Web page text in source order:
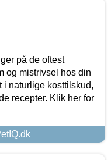
på de oftest
og mistrivsel hos din
i naturlige kosttilskud,
recepter. Klik her for